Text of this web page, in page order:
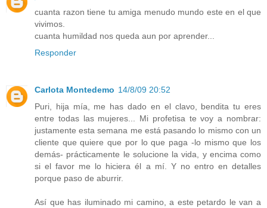
cuanta razon tiene tu amiga menudo mundo este en el que
vivimos.
cuanta humildad nos queda aun por aprender...
Responder
Carlota Montedemo 14/8/09 20:52
Puri, hija mía, me has dado en el clavo, bendita tu eres
entre todas las mujeres... Mi profetisa te voy a nombrar:
justamente esta semana me está pasando lo mismo con un
cliente que quiere que por lo que paga -lo mismo que los
demás- prácticamente le solucione la vida, y encima como
si el favor me lo hiciera él a mí. Y no entro en detalles
porque paso de aburrir.
Así que has iluminado mi camino, a este petardo le van a